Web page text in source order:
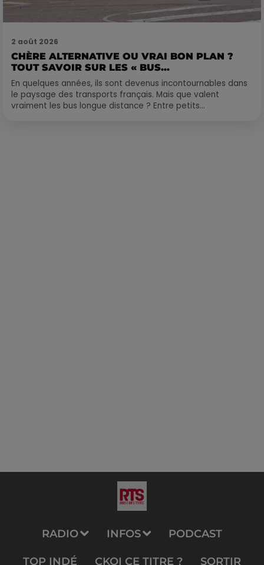
2 août 2026
CHÈRE ALTERNATIVE OU VRAI BON PLAN ?
TOUT SAVOIR SUR LES « BUS...
En quelques années, ils sont devenus incontournables dans
le paysage des transports français. Mais que valent
vraiment les bus longue distance ? Entre petits...
RADIO INFOS PODCAST
TOP INDÉ CKOI CE TITRE ? SORTIR